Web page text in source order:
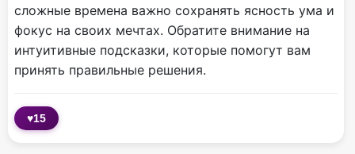
сложные времена важно сохранять ясность ума и
фокус на своих мечтах. Обратите внимание на
интуитивные подсказки, которые помогут вам
принять правильные решения.
♥15